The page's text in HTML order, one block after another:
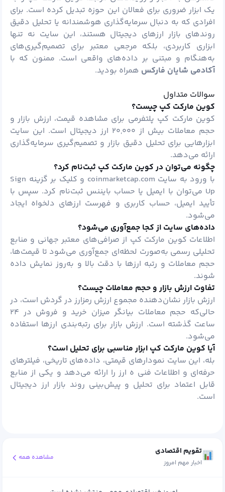
یک ابزار ضروری برای فعالان این حوزه تبدیل کرده است. برای
افرادی که به دنبال سرمایه‌گذاری هوشمندانه یا تحلیل دقیق
روندهای بازار ارزهای دیجیتال هستند، این سایت نه‌ تنها
ابزاری کاربردی، بلکه مرجعی معتبر برای تصمیم‌گیری‌های
به‌هنگام و مبتنی بر داده‌های واقعی است. ممنون که با
آکادمی شایان فارکس همراه بودید.
سوالات متداول
کوین مارکت کپ چیست؟
کوین مارکت کپ پلتفرمی برای مشاهده قیمت، ارزش بازار و
حجم معاملات بیش از ۲۰,۰۰۰ ارز دیجیتال است. این سایت
ابزارهایی برای تحلیل دقیق بازار و تصمیم‌گیری سرمایه‌گذاری
ارائه می‌دهد.
چگونه می‌توان در کوین مارکت کپ ثبت‌نام کرد؟
با ورود به سایت coinmarketcap.com
و کلیک بر گزینه Sign
Up می‌توان با ایمیل یا حساب بایننس ثبت‌نام کرد. سپس با
تأیید ایمیل، حساب کاربری و فهرست ارزهای دلخواه ایجاد
می‌شود.
داده‌های سایت از کجا جمع‌آوری می‌شود؟
اطلاعات کوین مارکت کپ از صرافی‌های معتبر جهانی و منابع
تحلیلی رسمی به‌صورت لحظه‌ای جمع‌آوری می‌شود تا قیمت‌ها،
حجم معاملات و رتبه ارزها با دقت بالا و به‌روز نمایش داده
شوند.
تفاوت ارزش بازار و حجم معاملات چیست؟
ارزش بازار نشان‌دهنده مجموع ارزش رمزارز در گردش است، در
حالی‌که حجم معاملات بیانگر میزان خرید و فروش در ۲۴
ساعت گذشته است. ارزش بازار برای رتبه‌بندی ارزها استفاده
می‌شود.
آیا کوین مارکت کپ ابزار مناسبی برای تحلیل است؟
بله، این سایت نمودارهای قیمتی، داده‌های تاریخی، فیلترهای
حرفه‌ای و اطلاعات فنی ه ارز را ارائه می‌دهد و یکی از منابع
قابل اعتماد برای تحلیل و پیش‌بینی روند بازار ارز دیجیتال
است.
تقویم اقتصادی
اخبار مهم امروز
مشاهده همه